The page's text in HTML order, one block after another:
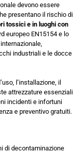
devono essere
presentano il rischio di
tossici e in luoghi con
europeo EN15154 e lo
industriali e le docce
l’installazione, il
attrezzature essenziali
incidenti e infortuni
e preventivo gratuiti.
di decontaminazione